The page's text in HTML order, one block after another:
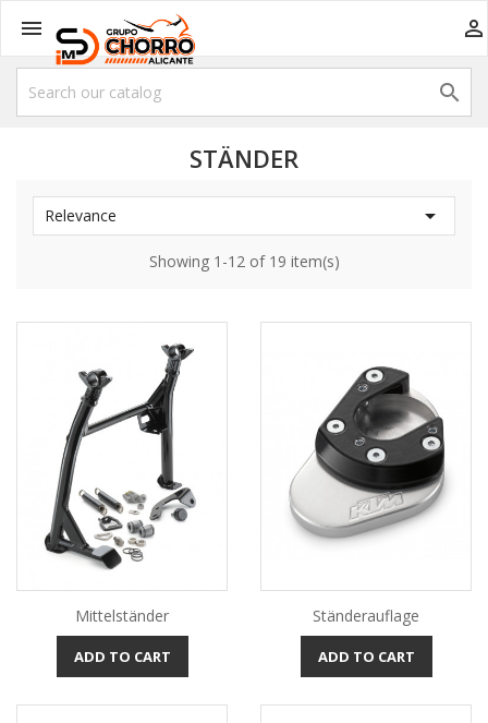
 

STÄNDER
Relevance 
Showing 1-12 of 19 item(s)
Mittelständer
ADD TO CART
Ständerauflage
ADD TO CART